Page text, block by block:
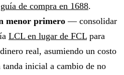
guía de compra en 1688.
menor primero — consolidar
LCL en lugar de FCL para
real, asumiendo un costo
tanda inicial a cambio de no